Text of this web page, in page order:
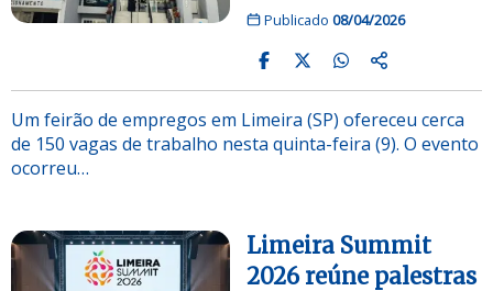
Publicado 08/04/2026
Um feirão de empregos em Limeira (SP) ofereceu cerca
de 150 vagas de trabalho nesta quinta-feira (9). O evento
ocorreu…
Limeira Summit
2026 reúne palestras